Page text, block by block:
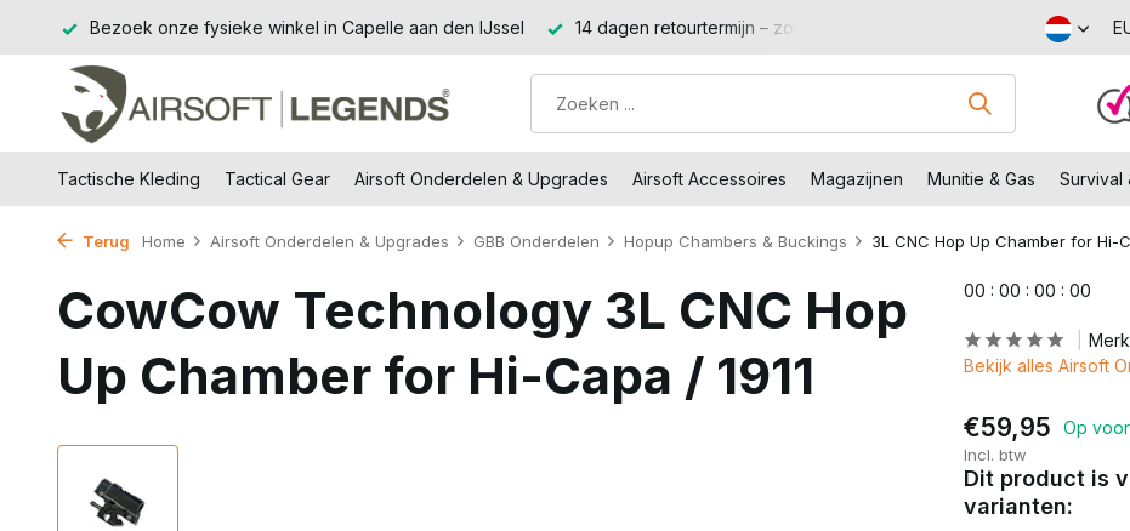
Bezoek onze fysieke winkel in Capelle aan den IJssel 14 dagen retourtermijn – zonder gedoe, zonder stress. Shop
Tactische Kleding Tactical Gear Airsoft Onderdelen & Upgrades Airsoft Accessoires Magazijnen Munitie & Gas Survival
Terug Home Airsoft Onderdelen & Upgrades GBB Onderdelen Hopup Chambers & Buckings 3L CNC Hop Up Chamber for Hi-
CowCow Technology 3L CNC Hop
Up Chamber for Hi-Capa / 1911
00 : 00 : 00 : 00
Bekijk alles Airsoft
€59,95 Op
Incl. btw
Dit product is
varianten: